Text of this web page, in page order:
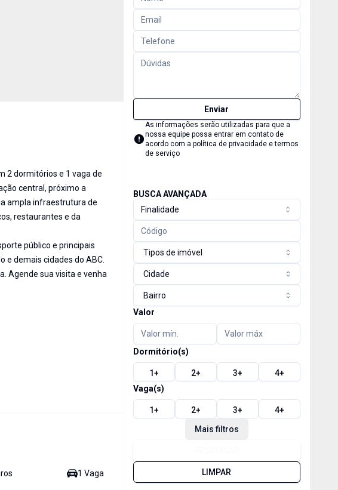
2 dormitórios e 1 vaga de
central, próximo a
ampla infraestrutura de
restaurantes e da
público e principais
e demais cidades do ABC.
Agende sua visita e venha
s 1 Vaga
Enviar
As informações serão utilizadas para que a
nossa equipe possa entrar em contato de
acordo com a política de privacidade e termos
de serviço
BUSCA AVANÇADA
Finalidade
Tipos de imóvel
Cidade
Bairro
Valor
Dormitório(s)
1+ 2+ 3+ 4+
Vaga(s)
1+ 2+ 3+ 4+
Mais filtros
LIMPAR